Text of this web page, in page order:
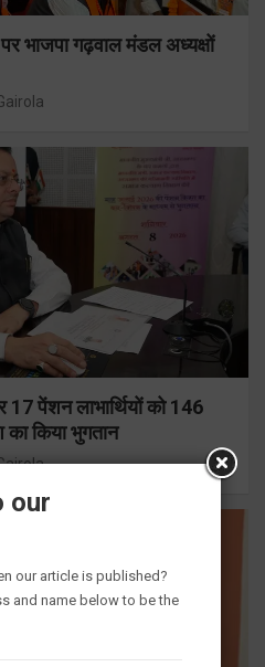
भाजपा गढ़वाल मंडल अध्यक्षों
पेंशन लाभार्थियों को 146
किया भुगतान
our
our article is published?
and name below to be the